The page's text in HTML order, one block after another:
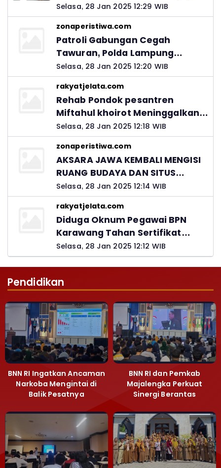
Selasa, 28 Jan 2025 12:29 WIB
zonaperistiwa.com
Patroli Gabungan Cegah
Tawuran, Polda Lampung
Ingatkan Peran Orang Tua
Selasa, 28 Jan 2025 12:20 WIB
rakyatjelata.com
Rehab Pondok pesantren
Miftahul khoirot Meninggalkan
Hutang Ke Material, Mantan
Kadis PUPR Harus Bertanggung
Jawab
Selasa, 28 Jan 2025 12:18 WIB
zonaperistiwa.com
AKSARA JAWA KEMBALI MENGISI
RUANG BUDAYA DAN SITUS
LELUHUR NUSANTARA
Selasa, 28 Jan 2025 12:14 WIB
rakyatjelata.com
Diduga Oknum Pegawai BPN
Karawang Tahan Sertifikat
Pemohon PTSL
Selasa, 28 Jan 2025 12:12 WIB
Pendidikan
BNN RI Ingatkan Ancaman
Narkoba Mengintai di
Balik Pesatnya
Majalengka
BNN RI dan Pemkab
Majalengka Perkuat
Sinergi Berantas
Narkoba